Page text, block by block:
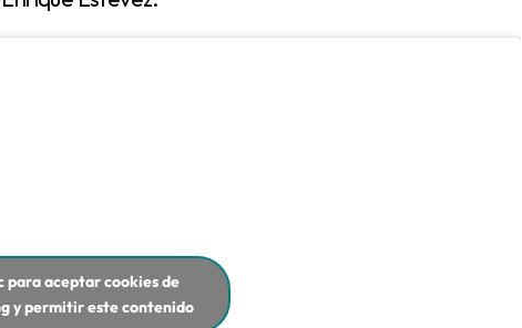
para aceptar cookies de
y permitir este contenido